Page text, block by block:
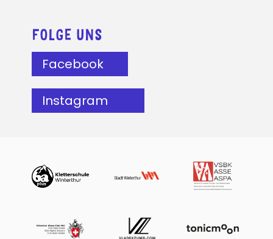
FOLGE UNS
Facebook
Instagram